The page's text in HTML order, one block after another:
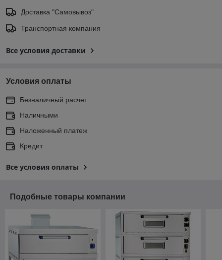
Доставка "Самовывоз"
Транспортная компания
Все условия доставки
Условия оплаты
Безналичный расчет
Наличными
Наложенный платеж
Кредит
Все условия оплаты
Подобные товары компании